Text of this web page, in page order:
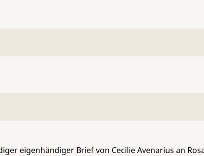
eigenhändiger Brief von Cecilie Avenarius an